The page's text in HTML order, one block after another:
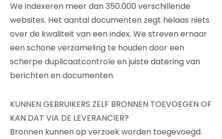
We indexeren meer dan 350.000 verschillende
websites. Het aantal documenten zegt helaas niets
over de kwaliteit van een index. We streven ernaar
een schone verzameling te houden door een
scherpe duplicaatcontrole en juiste datering van
berichten en documenten.
KUNNEN GEBRUIKERS ZELF BRONNEN TOEVOEGEN OF
KAN DAT VIA DE LEVERANCIER?
Bronnen kunnen op verzoek worden toegevoegd.